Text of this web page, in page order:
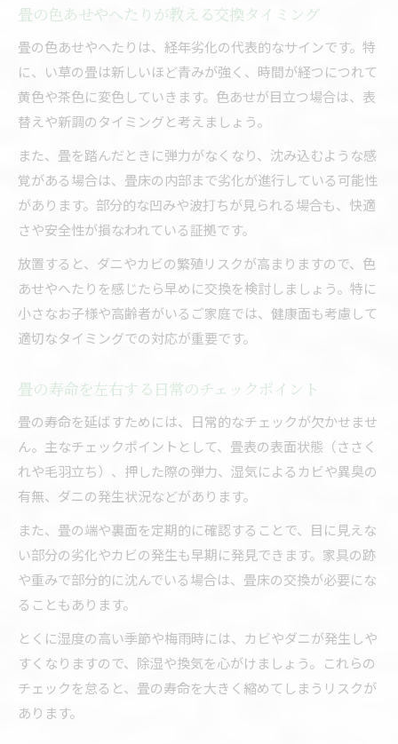
畳の張替え時期と新調時期の見極め方
い草と和紙畳どちらが最適なのか
い草畳と和紙畳の特徴と選び方のコツ
畳交換時に迷うい草と和紙の違いを比較
畳の香りや見た目で考える素材選びのヒント
家族構成や用途別おすすめ畳素材の選定法
畳を放置した際のリスクと対策法
畳交換を先延ばしするリスクとその影響
劣化した畳が家族に与える健康被害とは
畳のカビやダニを放置した場合の問題点
畳交換を怠ると住環境にどう影響するか
畳の色あせやへたりが教える交換タイミング
畳の色あせやへたりは、経年劣化の代表的なサインです。特
に、い草の畳は新しいほど青みが強く、時間が経つにつれて
黄色や茶色に変色していきます。色あせが目立つ場合は、表
替えや新調のタイミングと考えましょう。
また、畳を踏んだときに弾力がなくなり、沈み込むような感
覚がある場合は、畳床の内部まで劣化が進行している可能性
があります。部分的な凹みや波打ちが見られる場合も、快適
さや安全性が損なわれている証拠です。
放置すると、ダニやカビの繁殖リスクが高まりますので、色
あせやへたりを感じたら早めに交換を検討しましょう。特に
小さなお子様や高齢者がいるご家庭では、健康面も考慮して
適切なタイミングでの対応が重要です。
畳の寿命を左右する日常のチェックポイント
畳の寿命を延ばすためには、日常的なチェックが欠かせませ
ん。主なチェックポイントとして、畳表の表面状態（ささく
れや毛羽立ち）、押した際の弾力、湿気によるカビや異臭の
有無、ダニの発生状況などがあります。
また、畳の端や裏面を定期的に確認することで、目に見えな
い部分の劣化やカビの発生も早期に発見できます。家具の跡
や重みで部分的に沈んでいる場合は、畳床の交換が必要にな
ることもあります。
とくに湿度の高い季節や梅雨時には、カビやダニが発生しや
すくなりますので、除湿や換気を心がけましょう。これらの
チェックを怠ると、畳の寿命を大きく縮めてしまうリスクが
あります。